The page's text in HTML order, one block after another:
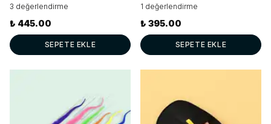
3 değerlendirme
₺ 445.00
SEPETE EKLE
1 değerlendirme
₺ 395.00
SEPETE EKLE